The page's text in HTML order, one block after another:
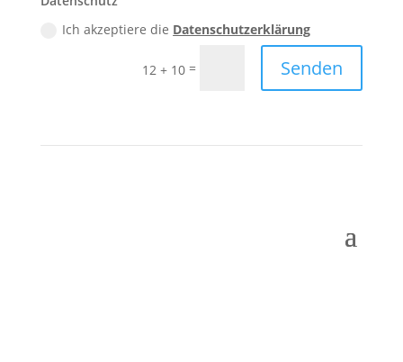
Ich akzeptiere die Datenschutzerklärung
12 + 10 = Senden